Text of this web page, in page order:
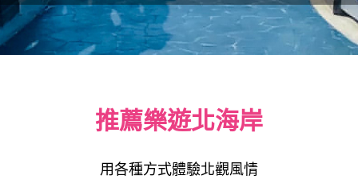
推薦樂遊北海岸
用各種方式體驗北觀風情